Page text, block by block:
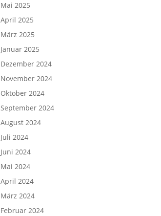
Mai 2025
April 2025
März 2025
Januar 2025
Dezember 2024
November 2024
Oktober 2024
September 2024
August 2024
Juli 2024
Juni 2024
Mai 2024
April 2024
März 2024
Februar 2024